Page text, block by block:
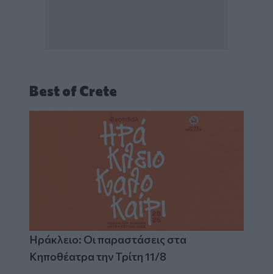
Best of Crete
Ηράκλειο: Οι παραστάσεις στα
Κηποθέατρα την Τρίτη 11/8